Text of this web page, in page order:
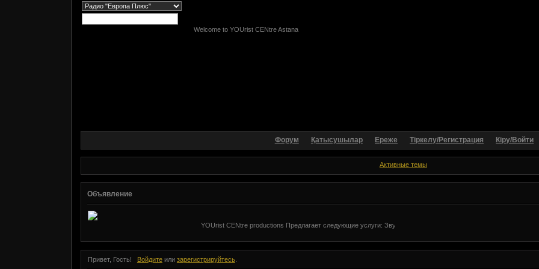
Welcome to YOUrist CENtre Astana
Форум Қатысушылар Ереже Тіркелу/Регистрация Кіру/Войти
Активные темы
Объявление
YOUrist CENtre productions Предлагает следующие услуги: Звукозапись в Астане, недорого.
Привет, Гость! Войдитеили зарегистрируйтесь.